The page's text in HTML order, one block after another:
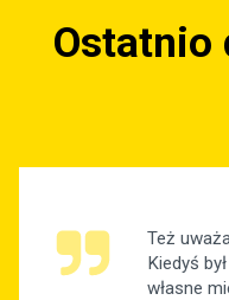
Ostatnio
Też
Kiedyś
własne